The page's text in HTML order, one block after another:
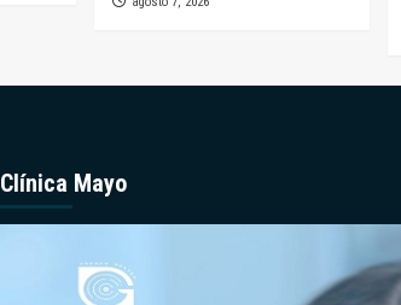
Clínica Mayo